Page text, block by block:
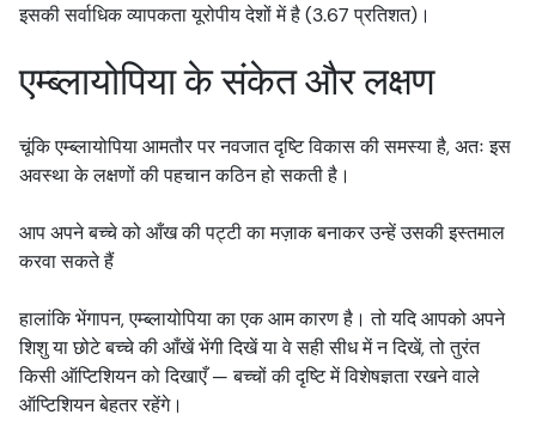
इसकी सर्वाधिक व्यापकता यूरोपीय देशों में है (3.67 प्रतिशत)।
एम्ब्लायोपिया के संकेत और लक्षण
चूंकि एम्ब्लायोपिया आमतौर पर नवजात दृष्टि विकास की समस्या है, अतः इस
अवस्था के लक्षणों की पहचान कठिन हो सकती है।
आप अपने बच्चे को आँख की पट्टी का मज़ाक बनाकर उन्हें उसकी इस्तमाल
करवा सकते हैं
हालांकि भेंगापन, एम्ब्लायोपिया का एक आम कारण है। तो यदि आपको अपने
शिशु या छोटे बच्चे की आँखें भेंगी दिखें या वे सही सीध में न दिखें, तो तुरंत
किसी ऑप्टिशियन को दिखाएँ — बच्चों की दृष्टि में विशेषज्ञता रखने वाले
ऑप्टिशियन बेहतर रहेंगे।